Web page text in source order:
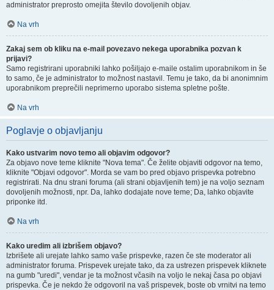
administrator preprosto omejita število dovoljenih objav.
Na vrh
Zakaj sem ob kliku na e-mail povezavo nekega uporabnika pozvan k
prijavi?
Samo registrirani uporabniki lahko pošiljajo e-maile ostalim uporabnikom in še
to samo, če je administrator to možnost nastavil. Temu je tako, da bi anonimnim
uporabnikom preprečili neprimerno uporabo sistema spletne pošte.
Na vrh
Poglavje o objavljanju
Kako ustvarim novo temo ali objavim odgovor?
Za objavo nove teme kliknite "Nova tema". Če želite objaviti odgovor na temo,
kliknite "Objavi odgovor". Morda se vam bo pred objavo prispevka potrebno
registrirati. Na dnu strani foruma (ali strani objavljenih tem) je na voljo seznam
dovoljenih možnosti, npr. Da, lahko dodajate nove teme; Da, lahko objavite
priponke itd.
Na vrh
Kako uredim ali izbrišem objavo?
Izbrišete ali urejate lahko samo vaše prispevke, razen če ste moderator ali
administrator foruma. Prispevek urejate tako, da za ustrezen prispevek kliknete
na gumb "uredi", vendar je ta možnost včasih na voljo le nekaj časa po objavi
prispevka. Če je nekdo že odgovoril na vaš prispevek, boste ob vrnitvi na temo